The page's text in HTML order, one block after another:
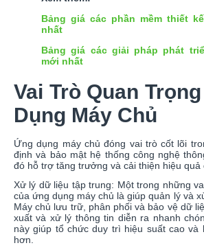
Bảng giá các phần mềm thiết
nhất
Bảng giá các giải pháp phát
mới nhất
Vai Trò Quan
Dụng Máy Chủ
Ứng dụng máy chủ đóng vai trò cốt lõi
định và bảo mật hệ thống công nghệ
đó hỗ trợ tăng trưởng và cải thiện hiệu quả
Xử lý dữ liệu tập trung: Một trong những
của ứng dụng máy chủ là giúp quản lý và
Máy chủ lưu trữ, phân phối và bảo vệ dữ
xuất và xử lý thông tin diễn ra nhanh
này giúp tổ chức duy trì hiệu suất cao và
hơn.